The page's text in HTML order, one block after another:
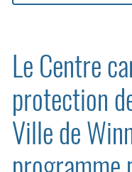
Le Centre
protection
Ville de